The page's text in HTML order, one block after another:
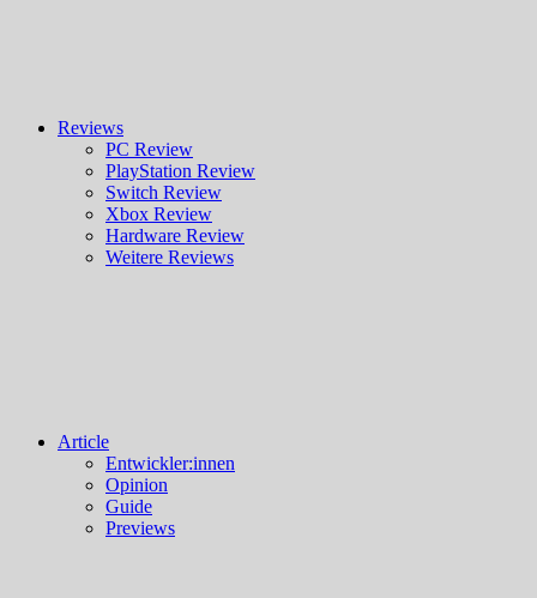
Reviews
PC Review
PlayStation Review
Switch Review
Xbox Review
Hardware Review
Weitere Reviews
Article
Entwickler:innen
Opinion
Guide
Previews